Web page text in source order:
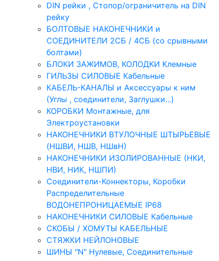
DIN рейки , Стопор/ограничитель на DIN
рейку
БОЛТОВЫЕ НАКОНЕЧНИКИ и
СОЕДИНИТЕЛИ 2СБ / 4СБ (со срывными
болтами)
БЛОКИ ЗАЖИМОВ, КОЛОДКИ Клемные
ГИЛЬЗЫ СИЛОВЫЕ Кабельные
КАБЕЛЬ-КАНАЛЫ и Аксессуары к ним
(Углы , соединители, Заглушки...)
КОРОБКИ Монтажные, для
Электроустановки
НАКОНЕЧНИКИ ВТУЛОЧНЫЕ ШТЫРЬЕВЫЕ
(НШВИ, НШВ, НШвН)
НАКОНЕЧНИКИ ИЗОЛИРОВАННЫЕ (НКИ,
НВИ, НИК, НШПИ)
Соединители-Коннекторы, Коробки
Распределительные
ВОДОНЕПРОНИЦАЕМЫЕ IP68
НАКОНЕЧНИКИ СИЛОВЫЕ Кабельные
СКОБЫ / ХОМУТЫ КАБЕЛЬНЫЕ
СТЯЖКИ НЕЙЛОНОВЫЕ
ШИНЫ "N" Нулевые, Соединительные